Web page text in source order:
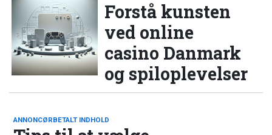
Forstå kunsten
ved online
casino Danmark
og spiloplevelser
ANNONCØRBETALT INDHOLD